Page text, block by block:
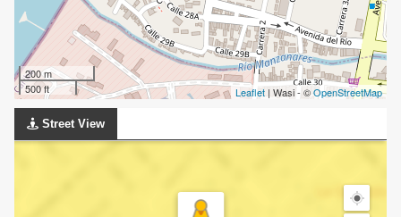
200 m
500 ft
Leaflet | Wasi - ©OpenStreetMap
Street View